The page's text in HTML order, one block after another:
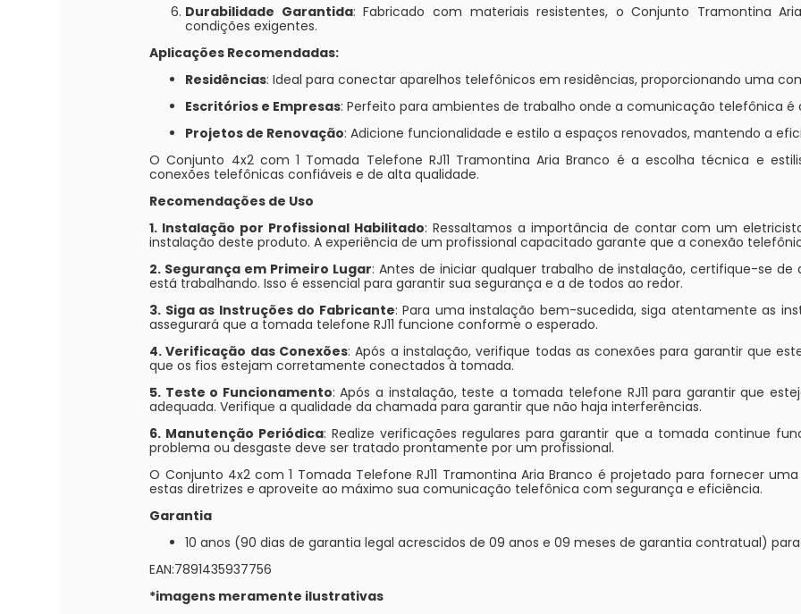
Durabilidade Garantida: Fabricado com materiais resistentes, o Conjunto Tramontina
condições exigentes.
Aplicações Recomendadas:
Residências: Ideal para conectar aparelhos telefônicos em residências, proporcionando uma
Escritórios e Empresas: Perfeito para ambientes de trabalho onde a comunicação telefônica é
Projetos de Renovação: Adicione funcionalidade e estilo a espaços renovados, mantendo a
O Conjunto 4x2 com 1 Tomada Telefone RJ11 Tramontina Aria Branco é a escolha técnica e
conexões telefônicas confiáveis e de alta qualidade.
Recomendações de Uso
1. Instalação por Profissional Habilitado: Ressaltamos a importância de contar com um
instalação deste produto. A experiência de um profissional capacitado garante que a conexão
2. Segurança em Primeiro Lugar: Antes de iniciar qualquer trabalho de instalação, certifique-se
está trabalhando. Isso é essencial para garantir sua segurança e a de todos ao redor.
3. Siga as Instruções do Fabricante: Para uma instalação bem-sucedida, siga atentamente as
assegurará que a tomada telefone RJ11 funcione conforme o esperado.
4. Verificação das Conexões: Após a instalação, verifique todas as conexões para garantir que
que os fios estejam corretamente conectados à tomada.
5. Teste o Funcionamento: Após a instalação, teste a tomada telefone RJ11 para garantir que
adequada. Verifique a qualidade da chamada para garantir que não haja interferências.
6. Manutenção Periódica: Realize verificações regulares para garantir que a tomada continue
problema ou desgaste deve ser tratado prontamente por um profissional.
O Conjunto 4x2 com 1 Tomada Telefone RJ11 Tramontina Aria Branco é projetado para fornecer
estas diretrizes e aproveite ao máximo sua comunicação telefônica com segurança e eficiência.
Garantia
10 anos (90 dias de garantia legal acrescidos de 09 anos e 09 meses de garantia contratual)
EAN:7891435937756
*imagens meramente ilustrativas